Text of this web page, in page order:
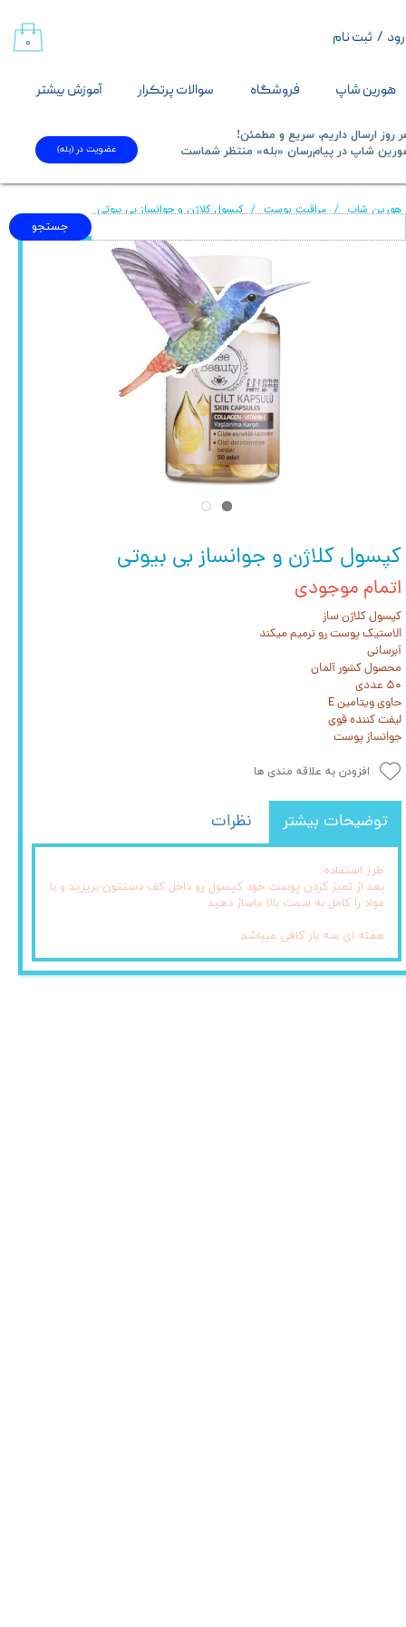
هورین شاپ فروشگاه سوالات پرتکرار آموزش بیشتر
/ ثبت نام
حساب کاربری من
تغییر گذر واژه
خروج از حساب کاربری
۰
جستجو
روز ارسال داریم، سریع و مطمئن!
شاپ در پیام‌رسان «بله» منتظر شماست​​​​​​​
عضویت در (بله)
هورین شاپ مراقبت پوست کپسول کلاژن و جوانساز بی بیوتی
کپسول کلاژن و جوانساز بی بیوتی
اتمام موجودی
کپسول کلاژن ساز
الاستیک پوست رو ترمیم میکند
آبرسانی
محصول کشور آلمان
۵۰ عددی
حاوی ویتامین E
لیفت کننده قوی
جوانساز پوست
افزودن به علاقه مندی ها
توضیحات بیشتر نظرات
طرز استفاده:
بعد از تمیز کردن پوست خود کپسول رو داخل کف دستتون بریزید و با
مواد را کامل به سمت بالا ماساژ دهید
هفته ای سه بار کافی میباشد